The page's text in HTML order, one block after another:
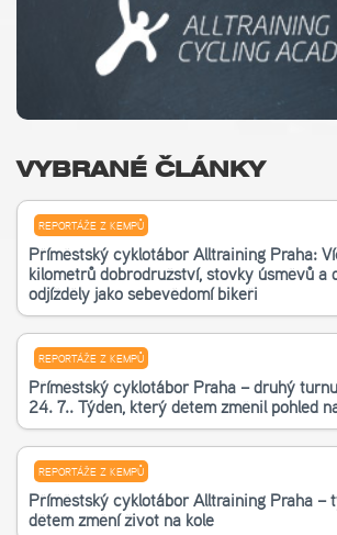
VYBRANÉ ČLÁNKY
REPORTÁŽE Z KEMPŮ
Příměstský cyklotábor Alltraining Praha:
kilometrů dobrodružství, stovky úsměvů a
odjížděly jako sebevědomí bikeři
REPORTÁŽE Z KEMPŮ
Příměstský cyklotábor Praha – druhý
24. 7.. Týden, který dětem změnil pohled
REPORTÁŽE Z KEMPŮ
Příměstský cyklotábor Alltraining Praha –
dětem změní život na kole